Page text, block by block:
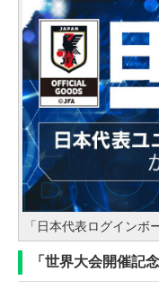
「日本代表ログインボ
「世界大会開催記